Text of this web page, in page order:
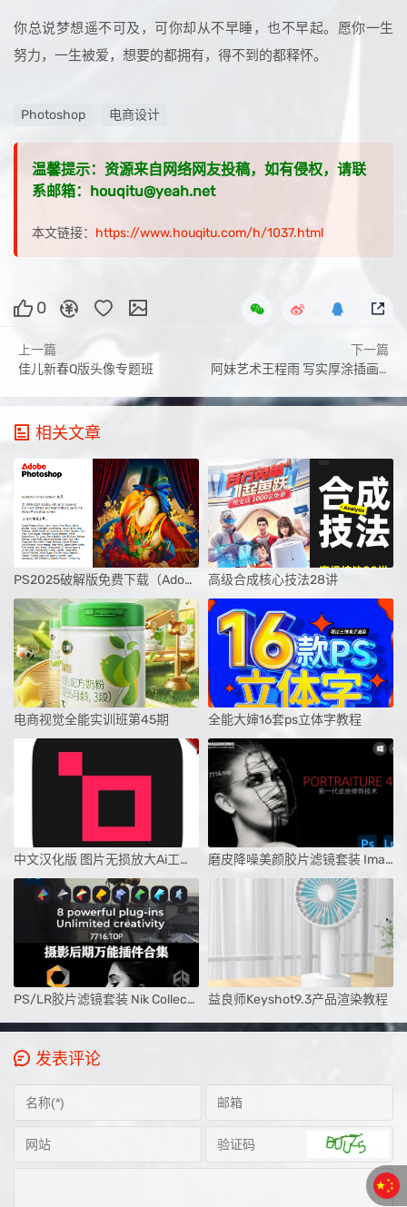
你总说梦想遥不可及，可你却从不早睡，也不早起。愿你一生
努力，一生被爱，想要的都拥有，得不到的都释怀。
Photoshop 电商设计
温馨提示：资源来自网络网友投稿，如有侵权，请联
系邮箱：houqitu@yeah.net
本文链接： https://www.houqitu.com/h/1037.html
0
上一篇
佳儿新春Q版头像专题班
下一篇
阿妹艺术王程雨 写实厚涂插画系统课
相关文章
PS2025破解版免费下载（Adobe-Photoshop-2025-26.0.0） 高级合成核心技法28讲
电商视觉全能实训班第45期 全能大婶16套ps立体字教程
中文汉化版 图片无损放大Ai工具 Topaz Gigapixel AI 7.1.3 Win 磨皮降噪美颜胶片滤镜套装 Imagenomic Professional Plugin Suite Build 2025 Win/Mac破解版
PS/LR胶片滤镜套装 Nik Collection by DxO 6.10.0 Win/Mac破解版下载 益良师Keyshot9.3产品渲染教程
发表评论